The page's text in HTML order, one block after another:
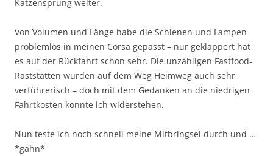
Katzensprung weiter.
Von Volumen und Länge habe die Schienen und Lampen
problemlos in meinen Corsa gepasst – nur geklappert hat
es auf der Rückfahrt schon sehr. Die unzähligen Fastfood-
Raststätten wurden auf dem Weg Heimweg auch sehr
verführerisch – doch mit dem Gedanken an die niedrigen
Fahrtkosten konnte ich widerstehen.
Nun teste ich noch schnell meine Mitbringsel durch und …
*gähn*